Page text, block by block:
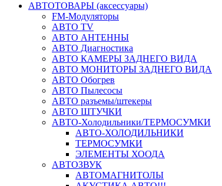
АВТОТОВАРЫ (аксессуары)
FM-Модуляторы
АВТО TV
АВТО АНТЕННЫ
АВТО Диагностика
АВТО КАМЕРЫ ЗАДНЕГО ВИДА
АВТО МОНИТОРЫ ЗАДНЕГО ВИДА
АВТО Обогрев
АВТО Пылесосы
АВТО разъемы/штекеры
АВТО ШТУЧКИ
АВТО-Холодильники/ТЕРМОСУМКИ
АВТО-ХОЛОДИЛЬНИКИ
ТЕРМОСУМКИ
ЭЛЕМЕНТЫ ХООДА
АВТОЗВУК
АВТОМАГНИТОЛЫ